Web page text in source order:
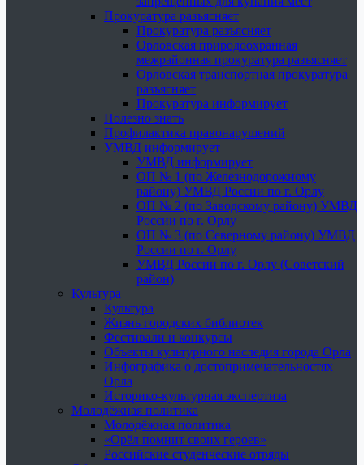
Прокуратура разъясняет
Прокуратура разъясняет
Орловская природоохранная
межрайонная прокуратура разъясняет
Орловская транспортная прокуратура
разъясняет
Прокуратура информирует
Полезно знать
Профилактика правонарушений
УМВД информирует
УМВД информирует
ОП № 1 (по Железнодорожному
району) УМВД России по г. Орлу
ОП № 2 (по Заводскому району) УМВД
России по г. Орлу
ОП № 3 (по Северному району) УМВД
России по г. Орлу
УМВД России по г. Орлу (Советский
район)
Культура
Культура
Жизнь городских библиотек
Фестивали и конкурсы
Объекты культурного наследия города Орла
Инфографика о достопримечательностях
Орла
Историко-культурная экспертиза
Молодёжная политика
Молодёжная политика
«Орёл помнит своих героев»
Российские студенческие отряды